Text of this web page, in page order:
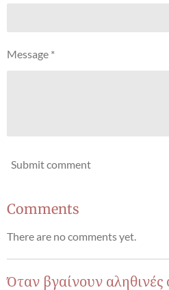
Message *
Submit comment
Comments
There are no comments yet.
Όταν βγαίνουν αληθινές